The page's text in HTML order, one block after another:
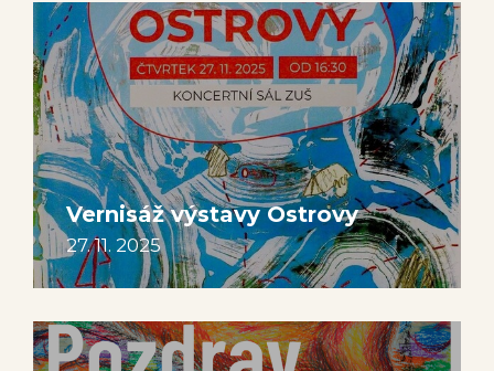
Vernisáž výstavy Ostrovy
27. 11. 2025